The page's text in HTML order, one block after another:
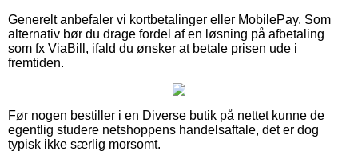
Generelt anbefaler vi kortbetalinger eller MobilePay. Som
alternativ bør du drage fordel af en løsning på afbetaling
som fx ViaBill, ifald du ønsker at betale prisen ude i
fremtiden.
Før nogen bestiller i en Diverse butik på nettet kunne de
egentlig studere netshoppens handelsaftale, det er dog
typisk ikke særlig morsomt.